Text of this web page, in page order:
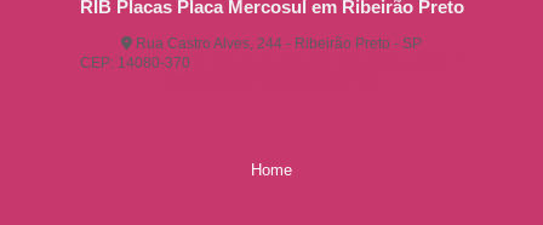
RIB Placas Placa Mercosul em Ribeirão Preto
Rua Castro Alves, 244 - Ribeirão Preto - SP
CEP: 14080-370
Home